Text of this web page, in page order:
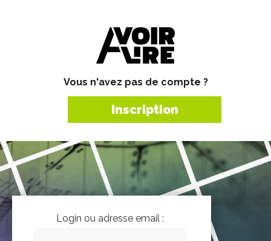
Vous n'avez pas de compte ?
Inscription
Login ou adresse email :